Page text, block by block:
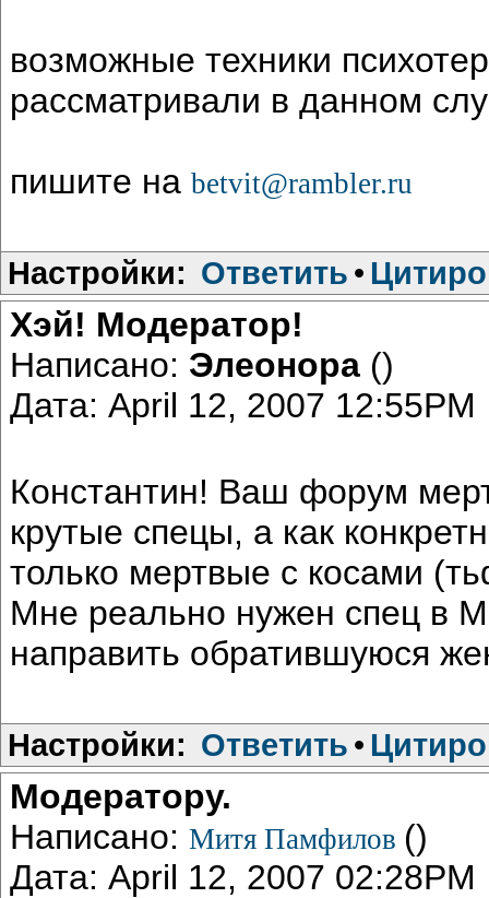
возможные техники
рассматривали в данном
пишите на betvit@rambler.ru
Настройки: Ответить •
Хэй! Модератор!
Написано: Элеонора ()
Дата: April 12, 2007 12:55PM
Константин! Ваш форум
крутые спецы, а как
только мертвые с косами
Мне реально нужен спец в
направить обратившуюся
Настройки: Ответить •
Модератору.
Написано: Митя Памфилов ()
Дата: April 12, 2007 02:28PM